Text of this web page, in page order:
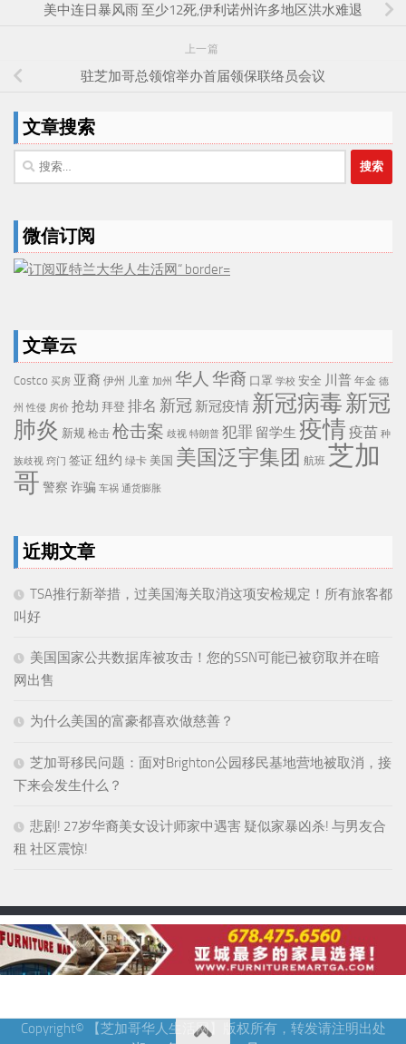
美中连日暴风雨 至少12死,伊利诺州许多地区洪水难退
上一篇
驻芝加哥总领馆举办首届领保联络员会议
文章搜索
搜
索：
微信订阅
文章云
Costco 买房 亚裔 伊州 儿童 加州 华人 华裔 口罩 学校 安全 川普 年金 德
州 性侵 房价 抢劫 拜登 排名 新冠 新冠疫情 新冠病毒新冠
肺炎 新规 枪击 枪击案 歧视 特朗普 犯罪 留学生 疫情 疫苗 种
族歧视 窍门 签证 纽约 绿卡 美国 美国泛宇集团 航班 芝加
哥 警察 诈骗 车祸 通货膨胀
近期文章
TSA推行新举措，过美国海关取消这项安检规定！所有旅客都
叫好
美国国家公共数据库被攻击！您的SSN可能已被窃取并在暗
网出售
为什么美国的富豪都喜欢做慈善？
芝加哥移民问题：面对Brighton公园移民基地营地被取消，接
下来会发生什么？
悲剧! 27岁华裔美女设计师家中遇害 疑似家暴凶杀! 与男友合
租 社区震惊!
Copyright© 【芝加哥华人生活网】版权所有，转发请注明出处